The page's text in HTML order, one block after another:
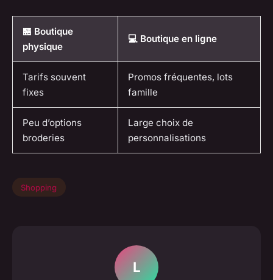
🏪 Boutique
physique
💻 Boutique en ligne
Tarifs souvent
fixes
Promos fréquentes, lots
famille
Peu d’options
broderies
Large choix de
personnalisations
Shopping
L